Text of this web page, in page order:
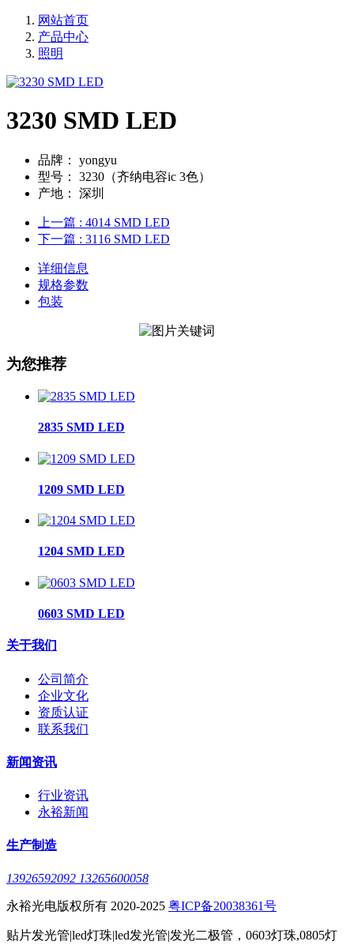
网站首页
产品中心
照明
3230 SMD LED
品牌：
yongyu
型号：
3230（齐纳电容ic 3色）
产地：
深圳
上一篇 : 4014 SMD LED
下一篇 : 3116 SMD LED
详细信息
规格参数
包装
为您推荐
2835 SMD LED
1209 SMD LED
1204 SMD LED
0603 SMD LED
关于我们
公司简介
企业文化
资质认证
联系我们
新闻资讯
行业资讯
永裕新闻
生产制造
13926592092 13265600058
永裕光电版权所有 2020-2025 粤ICP备20038361号
贴片发光管|led灯珠|led发光管|发光二极管，0603灯珠,0805灯